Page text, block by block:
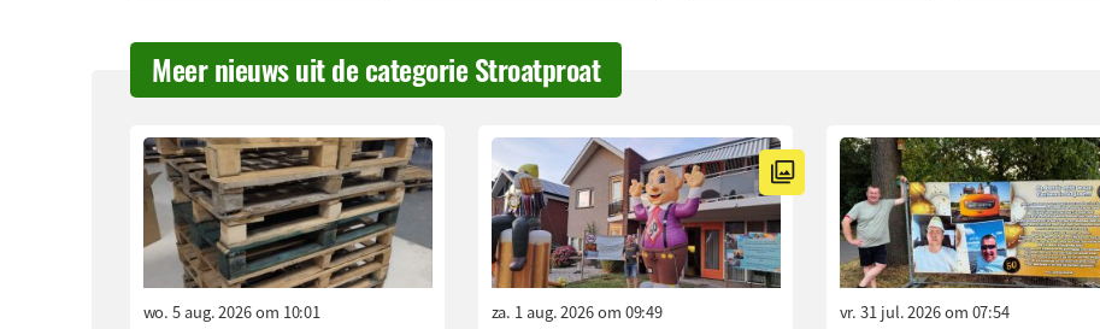
Meer nieuws uit de categorie Stroatproat
wo. 5 aug. 2026 om 10:01 za. 1 aug. 2026 om 09:49 vr. 31 jul. 2026 om 07:54